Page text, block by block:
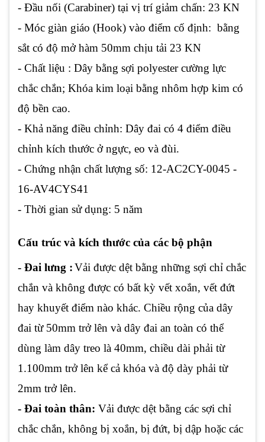
- Đầu nối (Carabiner) tại vị trí giảm chấn: 23 KN
- Móc giàn giáo (Hook) vào điểm cố định: bằng
sắt có độ mở hàm 50mm chịu tải 23 KN
- Chất liệu : Dây bằng sợi polyester cường lực
chắc chắn; Khóa kim loại bằng nhôm hợp kim có
độ bền cao.
- Khả năng điều chỉnh: Dây đai có 4 điểm điều
chỉnh kích thước ở ngực, eo và đùi.
- Chứng nhận chất lượng số: 12-AC2CY-0045 -
16-AV4CYS41
- Thời gian sử dụng: 5 năm
Cấu trúc và kích thước của các bộ phận
- Đai lưng :Vải được dệt bằng những sợi chỉ chắc
chắn và không được có bất kỳ vết xoắn, vết đứt
hay khuyết điểm nào khác. Chiều rộng của dây
đai từ 50mm trở lên và dây đai an toàn có thể
dùng làm dây treo là 40mm, chiều dài phải từ
1.100mm trở lên kể cả khóa và độ dày phải từ
2mm trở lên.
- Đai toàn thân: Vải được dệt bằng các sợi chỉ
chắc chắn, không bị xoắn, bị đứt, bị dập hoặc các